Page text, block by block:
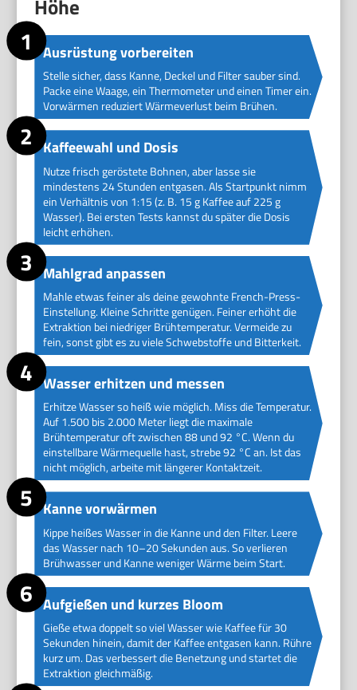
Höhe
Ausrüstung vorbereiten
Stelle sicher, dass Kanne, Deckel und Filter sauber sind.
Packe eine Waage, ein Thermometer und einen Timer ein.
Vorwärmen reduziert Wärmeverlust beim Brühen.
Kaffeewahl und Dosis
Nutze frisch geröstete Bohnen, aber lasse sie
mindestens 24 Stunden entgasen. Als Startpunkt nimm
ein Verhältnis von 1:15 (z. B. 15 g Kaffee auf 225 g
Wasser). Bei ersten Tests kannst du später die Dosis
leicht erhöhen.
Mahlgrad anpassen
Mahle etwas feiner als deine gewohnte French-Press-
Einstellung. Kleine Schritte genügen. Feiner erhöht die
Extraktion bei niedriger Brühtemperatur. Vermeide zu
fein, sonst gibt es zu viele Schwebstoffe und Bitterkeit.
Wasser erhitzen und messen
Erhitze Wasser so heiß wie möglich. Miss die Temperatur.
Auf 1.500 bis 2.000 Meter liegt die maximale
Brühtemperatur oft zwischen 88 und 92 °C. Wenn du
einstellbare Wärmequelle hast, strebe 92 °C an. Ist das
nicht möglich, arbeite mit längerer Kontaktzeit.
Kanne vorwärmen
Kippe heißes Wasser in die Kanne und den Filter. Leere
das Wasser nach 10–20 Sekunden aus. So verlieren
Brühwasser und Kanne weniger Wärme beim Start.
Aufgießen und kurzes Bloom
Gieße etwa doppelt so viel Wasser wie Kaffee für 30
Sekunden hinein, damit der Kaffee entgasen kann. Rühre
kurz um. Das verbessert die Benetzung und startet die
Extraktion gleichmäßig.